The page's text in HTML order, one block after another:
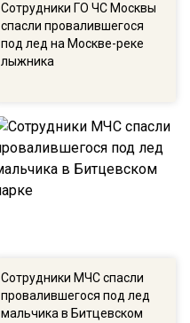
Сотрудники ГО ЧС Москвы
спасли провалившегося
под лед на Москве-реке
лыжника
Сотрудники МЧС спасли
провалившегося под лед
мальчика в Битцевском